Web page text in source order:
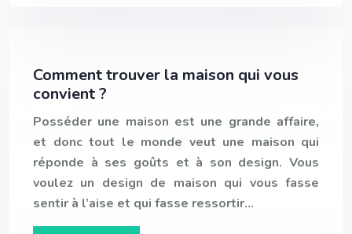
Comment trouver la maison qui vous
convient ?
Posséder une maison est une grande affaire,
et donc tout le monde veut une maison qui
réponde à ses goûts et à son design. Vous
voulez un design de maison qui vous fasse
sentir à l’aise et qui fasse ressortir…